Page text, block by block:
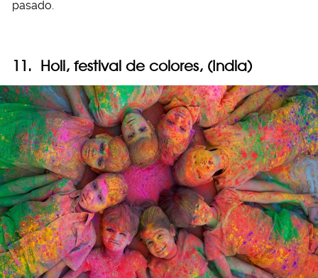
pasado.
11. Holi, festival de colores, (India)